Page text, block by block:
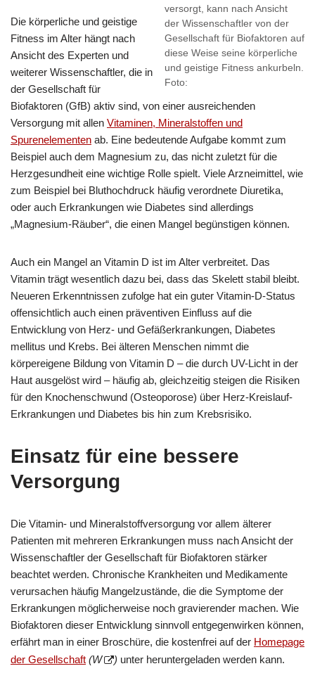
versorgt, kann nach Ansicht
der Wissenschaftler von der
Gesellschaft für Biofaktoren auf
diese Weise seine körperliche
und geistige Fitness ankurbeln.
Foto:
Die körperliche und geistige
Fitness im Alter hängt nach
Ansicht des Experten und
weiterer Wissenschaftler, die in
der Gesellschaft für
Biofaktoren (GfB) aktiv sind, von einer ausreichenden
Versorgung mit allen Vitaminen, Mineralstoffen und
Spurenelementen ab. Eine bedeutende Aufgabe kommt zum
Beispiel auch dem Magnesium zu, das nicht zuletzt für die
Herzgesundheit eine wichtige Rolle spielt. Viele Arzneimittel, wie
zum Beispiel bei Bluthochdruck häufig verordnete Diuretika,
oder auch Erkrankungen wie Diabetes sind allerdings
„Magnesium-Räuber“, die einen Mangel begünstigen können.
Auch ein Mangel an Vitamin D ist im Alter verbreitet. Das
Vitamin trägt wesentlich dazu bei, dass das Skelett stabil bleibt.
Neueren Erkenntnissen zufolge hat ein guter Vitamin-D-Status
offensichtlich auch einen präventiven Einfluss auf die
Entwicklung von Herz- und Gefäßerkrankungen, Diabetes
mellitus und Krebs. Bei älteren Menschen nimmt die
körpereigene Bildung von Vitamin D – die durch UV-Licht in der
Haut ausgelöst wird – häufig ab, gleichzeitig steigen die Risiken
für den Knochenschwund (Osteoporose) über Herz-Kreislauf-
Erkrankungen und Diabetes bis hin zum Krebsrisiko.
Einsatz für eine bessere
Versorgung
Die Vitamin- und Mineralstoffversorgung vor allem älterer
Patienten mit mehreren Erkrankungen muss nach Ansicht der
Wissenschaftler der Gesellschaft für Biofaktoren stärker
beachtet werden. Chronische Krankheiten und Medikamente
verursachen häufig Mangelzustände, die die Symptome der
Erkrankungen möglicherweise noch gravierender machen. Wie
Biofaktoren dieser Entwicklung sinnvoll entgegenwirken können,
erfährt man in einer Broschüre, die kostenfrei auf der Homepage
der Gesellschaft (W ) unter heruntergeladen werden kann.